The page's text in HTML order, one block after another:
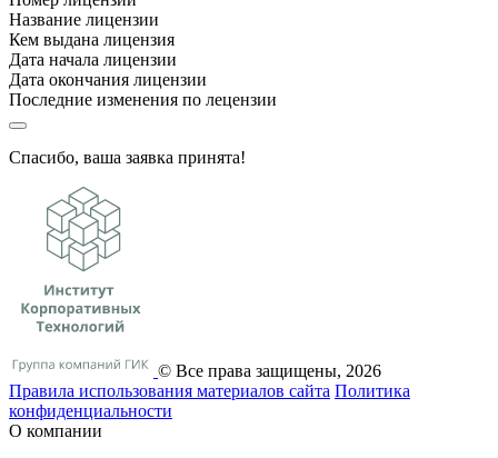
Название лицензии
Кем выдана лицензия
Дата начала лицензии
Дата окончания лицензии
Последние изменения по лецензии
Спасибо, ваша заявка принята!
© Все права защищены, 2026
Правила использования материалов сайта Политика
конфиденциальности
О компании